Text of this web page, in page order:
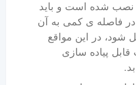
شده است و باید
در فاصله ی کمی به آن
شود، در این مواقع
قابل پیاده سازی